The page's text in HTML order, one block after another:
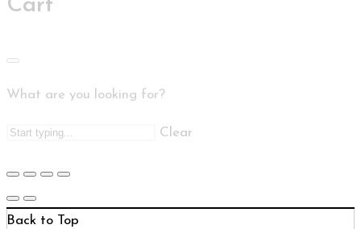
Cart
What are you looking for?
Clear
Back to Top